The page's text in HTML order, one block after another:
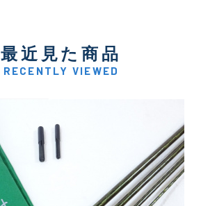
最近見た商品
RECENTLY VIEWED